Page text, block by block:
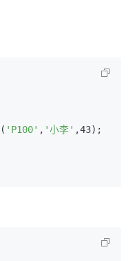
( 'P100' , '小李' ,43) ;